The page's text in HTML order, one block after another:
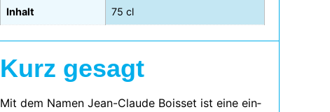
Inhalt 75 cl
Kurz gesagt
Mit dem Namen Jean-Claude Boisset ist eine ein­